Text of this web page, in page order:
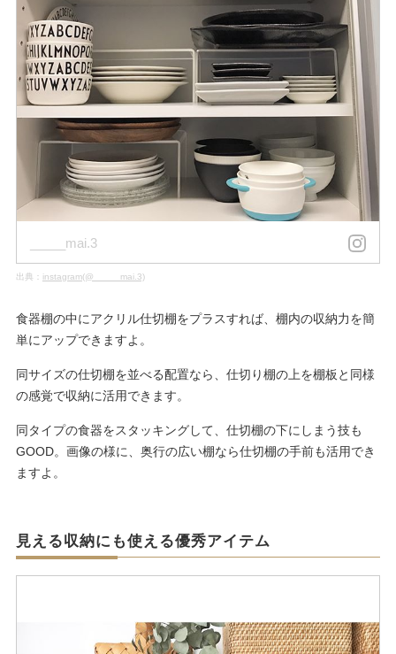
_____mai.3
出典： instagram(@_____mai.3)
食器棚の中にアクリル仕切棚をプラスすれば、棚内の収納力を簡
単にアップできますよ。
同サイズの仕切棚を並べる配置なら、仕切り棚の上を棚板と同様
の感覚で収納に活用できます。
同タイプの食器をスタッキングして、仕切棚の下にしまう技も
GOOD。画像の様に、奥行の広い棚なら仕切棚の手前も活用でき
ますよ。
見える収納にも使える優秀アイテム